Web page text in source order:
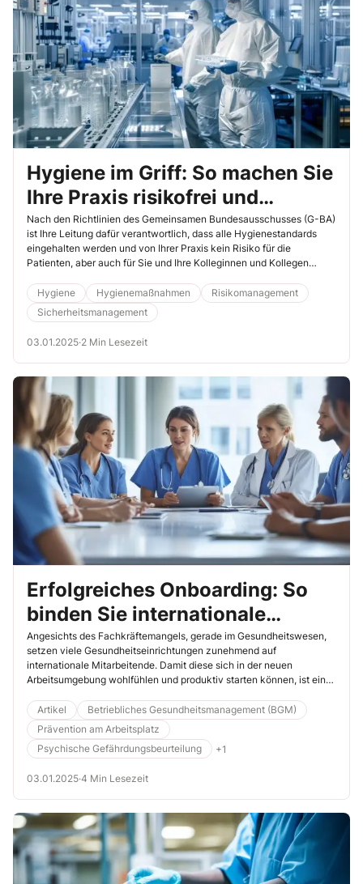
Hygiene im Griff: So machen Sie
Ihre Praxis risikofrei und
bringen frischen Wind ins
Hygienemanagement!
Nach den Richtlinien des Gemeinsamen Bundesausschusses (G-BA)
ist Ihre Leitung dafür verantwortlich, dass alle Hygienestandards
eingehalten werden und von Ihrer Praxis kein Risiko für die
Patienten, aber auch für Sie und Ihre Kolleginnen und Kollegen
einzuführen. Jede Praxis muss sicherstellen, dass alle Regeln
eingehalten, rechtzeitig Risiken erkannt und Maßnahmen zur
Verbesserung mit Ihnen durchgesprochen werden. Als
unterstützen. Ein einfaches, aber sehr wirkungsvolles Instrument ist
hier der Qualitätszirkel (QZ). Lassen Sie Ihren Ideen freien Lauf – wir
zeigen Ihnen, wie.
Hygiene Hygienemaßnahmen
Risikomanagement
Sicherheitsmanagement
03.01.2025·2 Min Lesezeit
Erfolgreiches Onboarding: So
binden Sie internationale
Fachkräfte nachhaltig ein
Angesichts des Fachkräftemangels, gerade im Gesundheitswesen,
setzen viele Gesundheitseinrichtungen zunehmend auf
internationale Mitarbeitende. Damit diese sich in der neuen
Arbeitsumgebung wohlfühlen und produktiv starten können, ist ein
die wichtigsten Schritte, wie Sie ausländische Fachkräfte optimal
integrieren – von der Vorbereitung bis zur Evaluierung.
Artikel
Betriebliches Gesundheitsmanagement (BGM)
Prävention am Arbeitsplatz
Psychische Gefährdungsbeurteilung
+1
03.01.2025·4 Min Lesezeit